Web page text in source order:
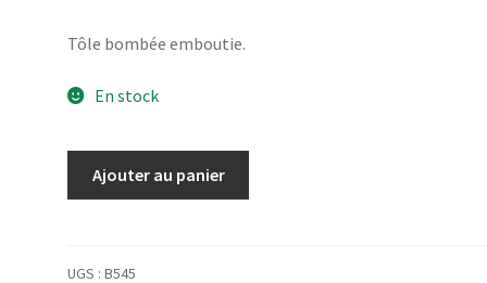
Tôle bombée emboutie.
En stock
revue
Ajouter au panier
UGS :B545